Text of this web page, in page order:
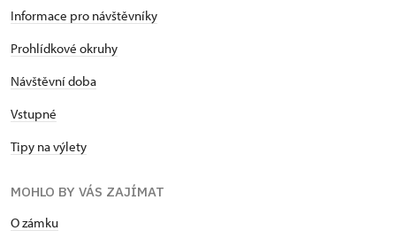
Informace pro návštěvníky
Prohlídkové okruhy
Návštěvní doba
Vstupné
Tipy na výlety
MOHLO BY VÁS ZAJÍMAT
O zámku